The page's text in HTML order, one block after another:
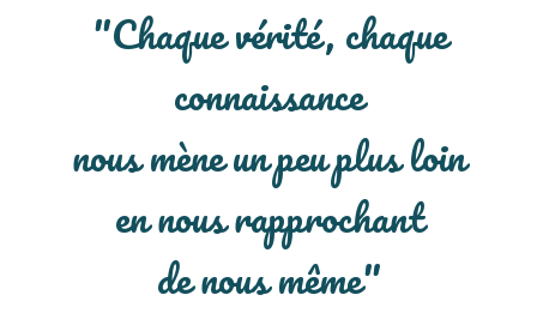
"Chaque vérité, chaque
connaissance
nous mène un peu plus loin
en nous rapprochant
de nous même"